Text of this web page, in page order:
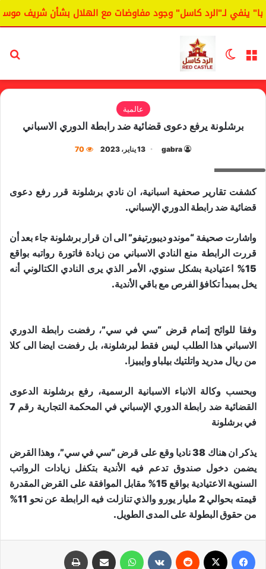
ينفي لـ"الرد كاسل" وجود مفاوضات مع الهلال بشأن شريف موسى.
القائمة الوضع المظلم
عالمية
برشلونة يرفع دعوى قضائية ضد رابطة الدوري الاسباني
gabra 13 يناير، 2023 70
كشفت تقارير صحفية اسبانية، ان نادي ​برشلونة​ قرر رفع دعوى
قضائية ضد ​رابطة الدوري الإسباني​.
واشارت صحيفة “موندو ديبورتيفو” الى ان قرار برشلونة جاء بعد أن
قررت الرابطة منع النادي الاسباني من زيادة فاتورة رواتبه بواقع
15% اعتيادية بشكل سنوي، الأمر الذي يرى النادي الكتالوني أنه
يخل بمبدأ تكافؤ الفرص مع باقي الأندية.
وفقا للوائح إتمام قرض “سي في سي”، رفضت رابطة الدوري
الاسباني هذا الطلب ليس فقط لبرشلونة، بل رفضت ايضا الى كلا
من ريال مدريد واتلتيك بيلباو وايبيزا.
وبحسب وكالة الانباء الاسبانية الرسمية، رفع برشلونة الدعوى
القضائية ضد رابطة الدوري الإسباني في المحكمة التجارية رقم 7
في برشلونة
يذكر ان هناك 38 ناديا وقع على قرض “سي في سي”، وهذا القرض
يضمن دخول صندوق تدعم فيه الأندية بتكفل زيادات الرواتب
السنوية الاعتيادية بواقع 15% مقابل الموافقة على القرض المقدرة
قيمته بحوالي 2 مليار يورو والذي تنازلت فيه الرابطة عن نحو 11%
من حقوق البطولة على المدى الطويل.
واتساب